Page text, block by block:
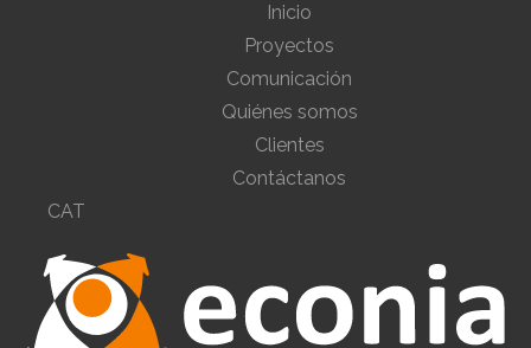
Inicio
Proyectos
Comunicación
Quiénes somos
Clientes
Contáctanos
CAT